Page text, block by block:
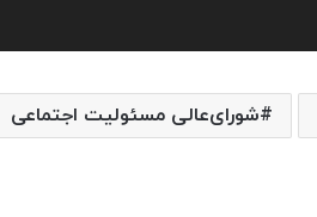
شورای‌عالی مسئولیت اجتماعی